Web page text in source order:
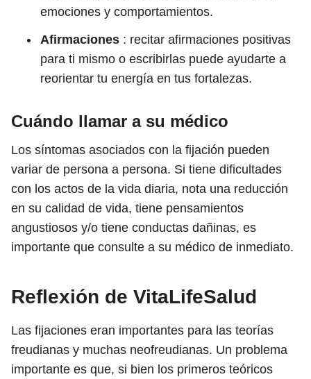
emociones y comportamientos.
Afirmaciones : recitar afirmaciones positivas
para ti mismo o escribirlas puede ayudarte a
reorientar tu energía en tus fortalezas.
Cuándo llamar a su médico
Los síntomas asociados con la fijación pueden
variar de persona a persona. Si tiene dificultades
con los actos de la vida diaria, nota una reducción
en su calidad de vida, tiene pensamientos
angustiosos y/o tiene conductas dañinas, es
importante que consulte a su médico de inmediato.
Reflexión de VitaLifeSalud
Las fijaciones eran importantes para las teorías
freudianas y muchas neofreudianas. Un problema
importante es que, si bien los primeros teóricos